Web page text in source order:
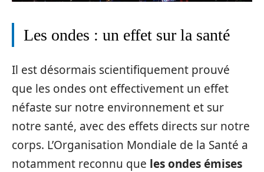
Les ondes : un effet sur la santé
Il est désormais scientifiquement prouvé
que les ondes ont effectivement un effet
néfaste sur notre environnement et sur
notre santé, avec des effets directs sur notre
corps. L’Organisation Mondiale de la Santé a
notamment reconnu que les ondes émises